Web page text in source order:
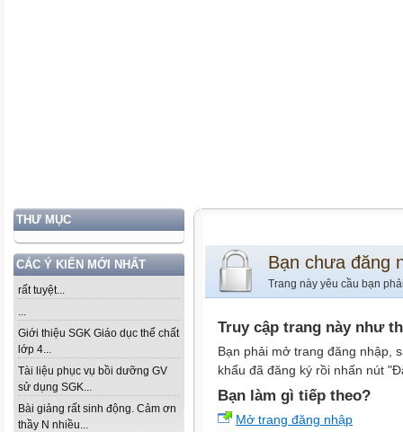
THƯ MỤC
CÁC Ý KIẾN MỚI NHẤT
rất tuyệt...
...
Giới thiệu SGK Giáo dục thể chất
lớp 4...
Tài liệu phục vụ bồi dưỡng GV
sử dụng SGK...
Bài giảng rất sinh động. Cảm ơn
thầy N nhiều...
Bạn chưa đăng
Trang này yêu cầu bạn
Truy cập trang này như
Bạn phải mở trang đăng nhập,
khẩu đã đăng ký rồi nhấn nút
Bạn làm gì tiếp theo?
Mở trang đăng nhập